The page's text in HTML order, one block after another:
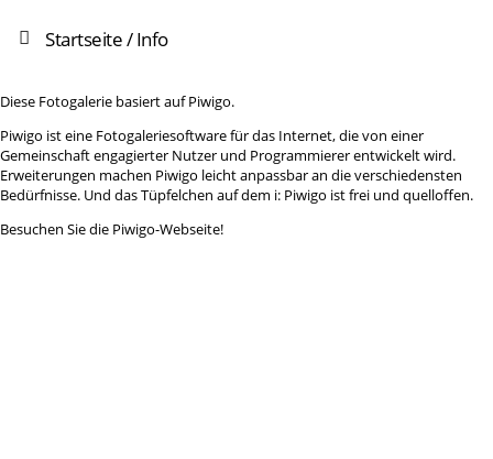
Startseite/ Info
Diese Fotogalerie basiert auf Piwigo.
Piwigo ist eine Fotogaleriesoftware für das Internet, die von einer
Gemeinschaft engagierter Nutzer und Programmierer entwickelt wird.
Erweiterungen machen Piwigo leicht anpassbar an die verschiedensten
Bedürfnisse. Und das Tüpfelchen auf dem i: Piwigo ist frei und quelloffen.
Besuchen Sie die Piwigo-Webseite!